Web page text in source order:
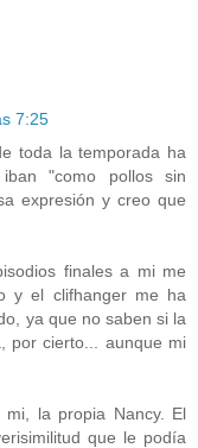
7:25
toda la temporada ha
"como pollos sin
expresión y creo que
finales a mi me
y el clifhanger me ha
ya que no saben si la
por cierto... aunque mi
la propia Nancy. El
que le podía